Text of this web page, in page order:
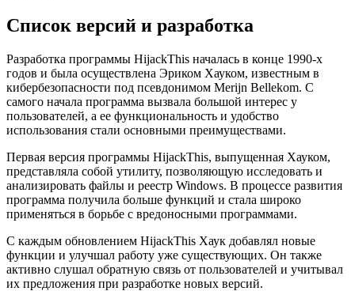
Список версий и разработка
Разработка программы HijackThis началась в конце 1990-х
годов и была осуществлена Эриком Хауком, известным в
кибербезопасности под псевдонимом Merijn Bellekom. С
самого начала программа вызвала большой интерес у
пользователей, а ее функциональность и удобство
использования стали основными преимуществами.
Первая версия программы HijackThis, выпущенная Хауком,
представляла собой утилиту, позволяющую исследовать и
анализировать файлы и реестр Windows. В процессе развития
программа получила больше функций и стала широко
применяться в борьбе с вредоносными программами.
С каждым обновлением HijackThis Хаук добавлял новые
функции и улучшал работу уже существующих. Он также
активно слушал обратную связь от пользователей и учитывал
их предложения при разработке новых версий.